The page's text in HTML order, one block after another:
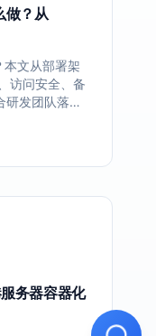
做？从
文从部署架
访问安全、备
发团队落地
务器容器化